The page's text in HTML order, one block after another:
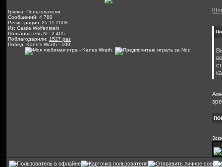
Группа: Пользователи
Сообщений: 4 780
Регистрация: 25.11.2008
Из: Castle Wolfenstein
Пользователь №: 2 405
Поблагодарили: 1527 раз
Побед: Kane's Wrath - 100